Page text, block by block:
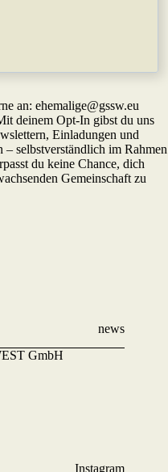
an: ehemalige@gssw.eu
deinem Opt-In gibst du uns
Einladungen und
selbstverständlich im Rahmen
du keine Chance, dich
Gemeinschaft zu
news
GmbH
Instagram